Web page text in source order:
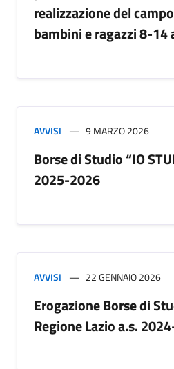
realizzazione del
bambini e ragazzi 8-14
AVVISI 9 MARZO 2026
Borse di Studio “IO
2025-2026
AVVISI 22 GENNAIO 2026
Erogazione Borse di
Regione Lazio a.s.